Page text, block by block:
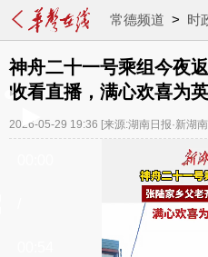
常德频道 > 时
神舟二十一号乘组今夜
收看直播，满心欢喜为
2026-05-29 19:36 [来源:湖南日报·新湖